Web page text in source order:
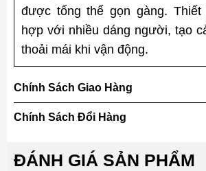
được tổng thể gọn gàng. Thiết
hợp với nhiều dáng người, tạo
thoải mái khi vận động.
Chính Sách Giao Hàng
Chính Sách Đổi Hàng
ĐÁNH GIÁ SẢN PHẨM